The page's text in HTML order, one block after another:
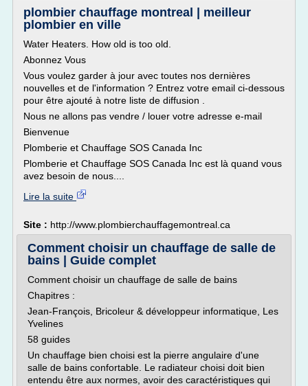
plombier chauffage montreal | meilleur
plombier en ville
Water Heaters. How old is too old.
Abonnez Vous
Vous voulez garder à jour avec toutes nos dernières
nouvelles et de l'information ? Entrez votre email ci-dessous
pour être ajouté à notre liste de diffusion .
Nous ne allons pas vendre / louer votre adresse e-mail
Bienvenue
Plomberie et Chauffage SOS Canada Inc
Plomberie et Chauffage SOS Canada Inc est là quand vous
avez besoin de nous....
Lire la suite
Site : http://www.plombierchauffagemontreal.ca
Comment choisir un chauffage de salle de
bains | Guide complet
Comment choisir un chauffage de salle de bains
Chapitres :
Jean-François, Bricoleur & développeur informatique, Les
Yvelines
58 guides
Un chauffage bien choisi est la pierre angulaire d'une
salle de bains confortable. Le radiateur choisi doit bien
entendu être aux normes, avoir des caractéristiques qui